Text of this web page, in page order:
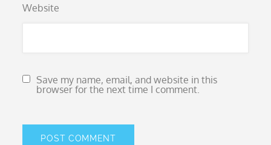
Website
Save my name, email, and website in this
browser for the next time I comment.